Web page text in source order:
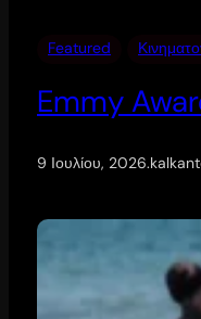
Featured
Emmy
9 Ιουλίου, 2026.